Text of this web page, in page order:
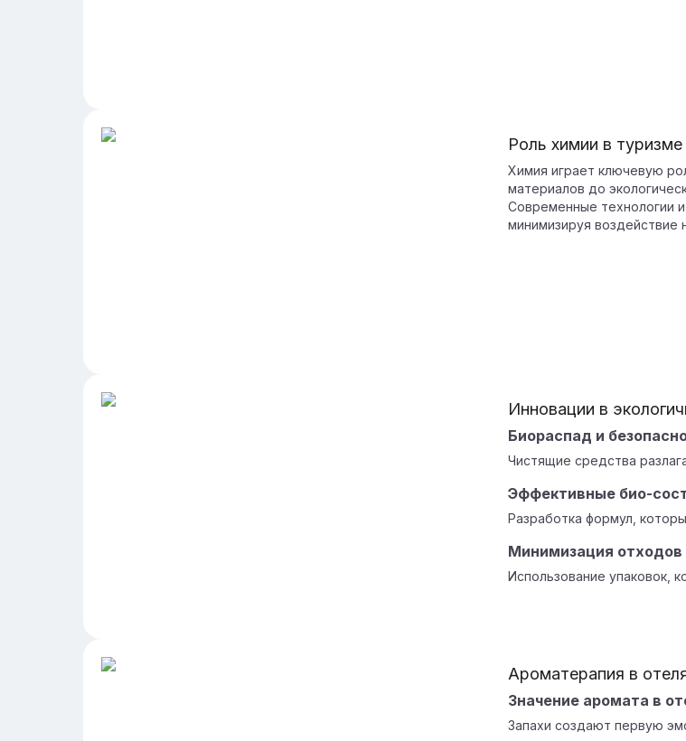
Роль химии в туризме
Химия играет ключевую
материалов до
Современные технологии
минимизируя
Инновации в
Биораспад и
Чистящие средства
Эффективные био-
Разработка формул,
Минимизация отходов
Использование упаковок,
Ароматерапия в
Значение аромата в
Запахи создают первую